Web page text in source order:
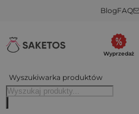
BlogFAQ
Wyszukiwarka produktów
Wyprzedaż